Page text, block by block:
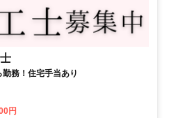
務！住宅手当あり
円